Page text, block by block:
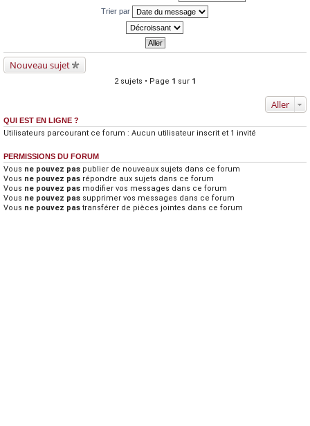
Trier par
Nouveau sujet
2 sujets • Page 1 sur 1
Aller
QUI EST EN LIGNE ?
Utilisateurs parcourant ce forum : Aucun utilisateur inscrit et 1 invité
PERMISSIONS DU FORUM
Vous ne pouvez pas publier de nouveaux sujets dans ce forum
Vous ne pouvez pas répondre aux sujets dans ce forum
Vous ne pouvez pas modifier vos messages dans ce forum
Vous ne pouvez pas supprimer vos messages dans ce forum
Vous ne pouvez pas transférer de pièces jointes dans ce forum